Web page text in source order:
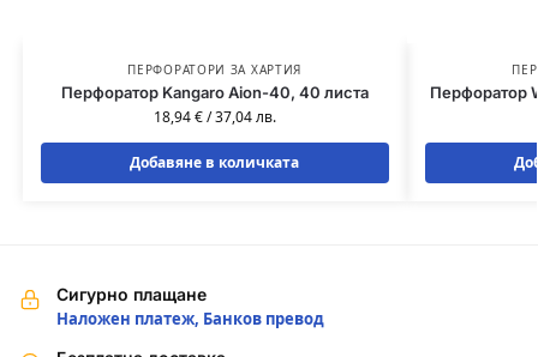
ПЕРФОРАТОРИ ЗА ХАРТИЯ
Перфоратор Kangaro Aion-40, 40 листа
18,94€/37,04лв.
Добавяне в количката
Перфоратор
Сигурно плащане
Наложен платеж, Банков превод